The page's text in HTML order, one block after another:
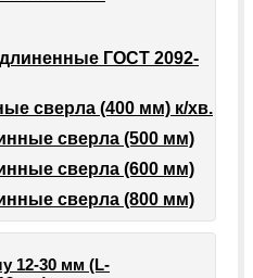
ГОСТ 2092-
сверла (400 мм) к/хв.
сверла (500 мм)
сверла (600 мм)
сверла (800 мм)
12-30 мм (L-